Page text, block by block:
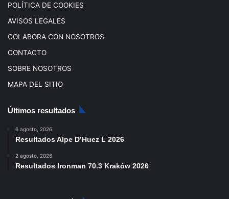
POLÍTICA DE COOKIES
AVISOS LEGALES
COLABORA CON NOSOTROS
CONTACTO
SOBRE NOSOTROS
MAPA DEL SITIO
Últimos resultados
6 agosto, 2026
Resultados Alpe D’Huez L 2026
2 agosto, 2026
Resultados Ironman 70.3 Kraków 2026